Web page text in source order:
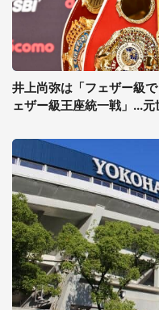
井上尚弥は「フェザー級
ェザー級王座統一戦」...